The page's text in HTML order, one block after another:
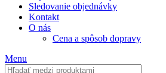
Sledovanie objednávky
Kontakt
O nás
Cena a spôsob dopravy
Menu